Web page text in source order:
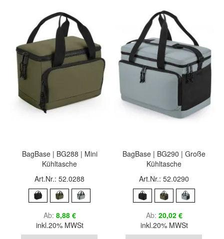
BagBase | BG288 | Mini
Kühltasche
Art.Nr.: 52.0288
Ab 8,88 €
inkl.20% MWSt
BagBase | BG290 | Große
Kühltasche
Art.Nr.: 52.0290
Ab 20,02 €
inkl.20% MWSt